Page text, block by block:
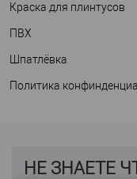
Краска для плинтусов
ПВХ
Шпатлёвка
Политика
НЕ ЗНАЕТЕ